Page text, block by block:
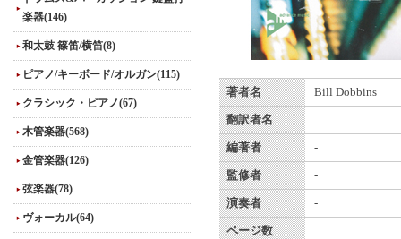
楽器(146)
和太鼓 篠笛/横笛(8)
ピアノ/キーボード/オルガン(115)
クラシック・ピアノ(67)
木管楽器(568)
金管楽器(126)
弦楽器(78)
ヴォーカル(64)
著者名 Bill Dobbins
翻訳者名
編著者 -
監修者 -
演奏者 -
ページ数